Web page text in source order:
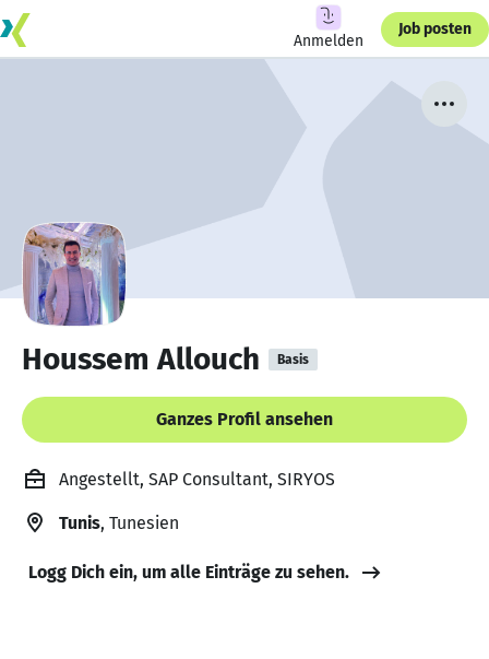
Anmelden
Job posten
Houssem Allouch Basis
Ganzes Profil ansehen
Angestellt, SAP Consultant, SIRYOS
Tunis, Tunesien
Logg Dich ein, um alle Einträge zu sehen.